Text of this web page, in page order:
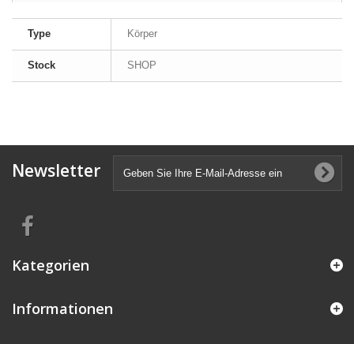
Type Körper
Stock SHOP
Newsletter
Kategorien
Informationen